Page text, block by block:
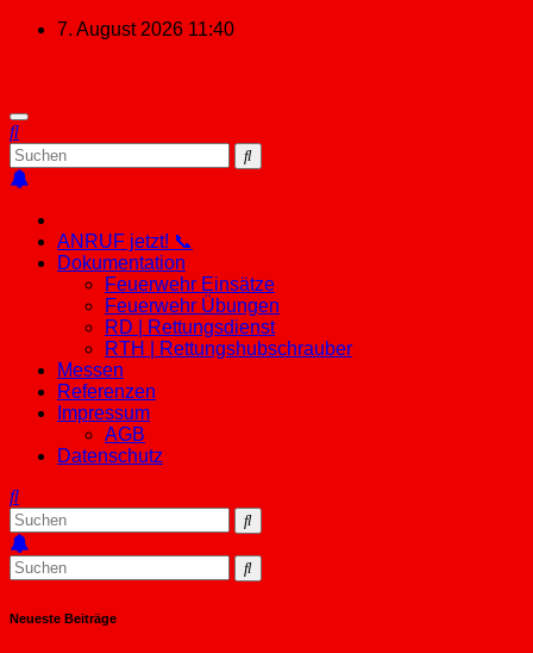
Zum
7. August 2026 11:40
ANRUF jetzt! 📞
Dokumentation
Feuerwehr Einsätze
Feuerwehr Übungen
RD | Rettungsdienst
RTH | Rettungshubschrauber
Messen
Referenzen
Impressum
AGB
Datenschutz
Neueste Beiträge